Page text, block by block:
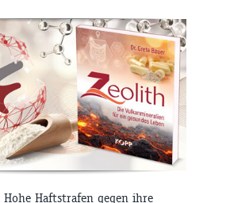
Hohe Haftstrafen gegen ihre